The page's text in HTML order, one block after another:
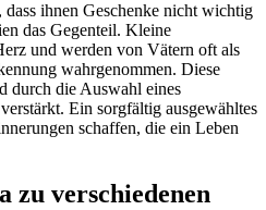
ihnen Geschenke nicht wichtig
das Gegenteil. Kleine
und werden von Vätern oft als
wahrgenommen. Diese
durch die Auswahl eines
Ein sorgfältig ausgewähltes
schaffen, die ein Leben
zu verschiedenen